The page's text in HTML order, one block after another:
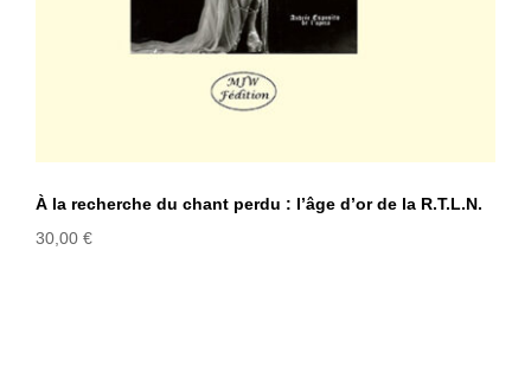
À la recherche du chant perdu : l’âge d’or de la R.T.L.N.
30,00 €